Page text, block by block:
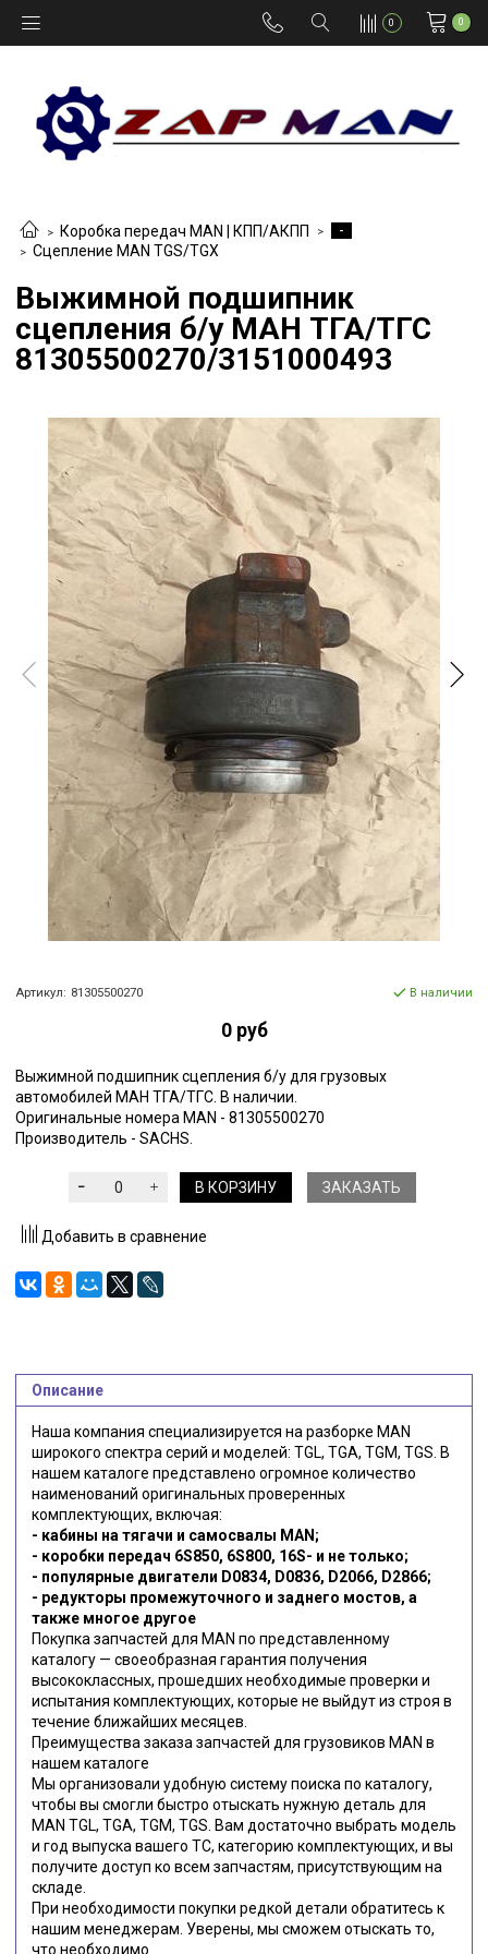
0 0
Коробка передач MAN | КПП/АКПП
-
Сцепление MAN TGS/TGX
Выжимной подшипник
сцепления б/у МАН ТГА/ТГС
81305500270/3151000493
Артикул: 81305500270 В наличии
0 руб
Выжимной подшипник сцепления б/у для грузовых
автомобилей МАН ТГА/ТГС. В наличии.
Оригинальные номера MAN - 81305500270
Производитель - SACHS.
В КОРЗИНУ ЗАКАЗАТЬ
Добавить в сравнение
Описание
Наша компания специализируется на разборке MAN
широкого спектра серий и моделей: TGL, TGA, TGM, TGS. В
нашем каталоге представлено огромное количество
наименований оригинальных проверенных
комплектующих, включая:
- кабины на тягачи и самосвалы MAN;
- коробки передач 6S850, 6S800, 16S- и не только;
- популярные двигатели D0834, D0836, D2066, D2866;
- редукторы промежуточного и заднего мостов, а
также многое другое
Покупка запчастей для MAN по представленному
каталогу — своеобразная гарантия получения
высококлассных, прошедших необходимые проверки и
испытания комплектующих, которые не выйдут из строя в
течение ближайших месяцев.
Преимущества заказа запчастей для грузовиков MAN в
нашем каталоге
Мы организовали удобную систему поиска по каталогу,
чтобы вы смогли быстро отыскать нужную деталь для
MAN TGL, TGA, TGM, TGS. Вам достаточно выбрать модель
и год выпуска вашего ТС, категорию комплектующих, и вы
получите доступ ко всем запчастям, присутствующим на
складе.
При необходимости покупки редкой детали обратитесь к
нашим менеджерам. Уверены, мы сможем отыскать то,
что необходимо